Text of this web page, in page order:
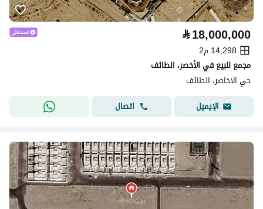
⃁18,000,000
14,298 م2
مجمع للبيع في الأخصر، الطائف
حي الاخاضر، الطائف
الإيميل
اتصال